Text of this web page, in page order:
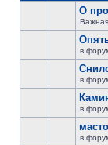
О
Важная
в
в
в
в